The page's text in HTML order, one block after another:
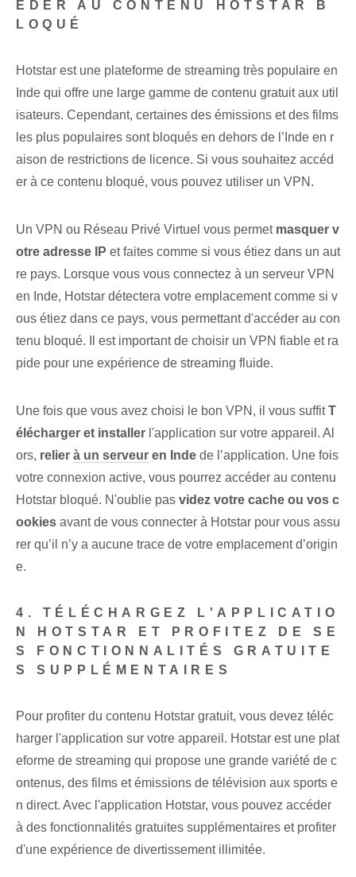
ÉDER AU CONTENU HOTSTAR B
LOQUÉ
Hotstar est une plateforme de streaming très populaire⁢ en
Inde qui offre une⁢ large⁣ gamme de contenu gratuit aux ⁣util
isateurs. Cependant, certaines des émissions et des films
les plus populaires sont bloqués en dehors de l’Inde en r
aison de restrictions de licence. ⁤Si‍ vous souhaitez accéd
er à ce contenu bloqué, vous pouvez utiliser un VPN.
Un VPN ou Réseau Privé Virtuel vous permet masquer v
otre adresse IP et faites comme si vous étiez dans un aut
re pays. Lorsque vous vous connectez à un serveur VPN
en Inde, Hotstar détectera votre emplacement comme si v
ous étiez dans ce pays, vous permettant d'accéder au con
tenu bloqué. Il est important de choisir un VPN fiable et ra
pide pour une expérience de streaming fluide.
Une fois que vous avez choisi le bon VPN, il vous suffitT
élécharger et installer l'application sur votre appareil. Al
ors, relier à un serveur en Inde de ‌l’application. ‌Une fois
votre connexion‍ active, vous pourrez accéder au contenu ⁤
Hotstar bloqué. N'oublie pas videz votre cache ou vos c
ookies avant de vous connecter à Hotstar pour vous assu
rer qu’il n’y a aucune trace de votre emplacement d’origin
e.
4. TÉLÉCHARGEZ L'APPLICATIO
N HOTSTAR ET PROFITEZ DE SE
S FONCTIONNALITÉS GRATUITE
S SUPPLÉMENTAIRES
Pour profiter du contenu Hotstar gratuit, vous devez téléc
harger l'application sur votre appareil. Hotstar est une plat
eforme de streaming qui propose une grande variété de c
ontenus, des films et émissions de télévision aux sports e
n direct. Avec l'application Hotstar, vous pouvez accéder
à des fonctionnalités gratuites supplémentaires et profiter
d'une expérience de divertissement illimitée.